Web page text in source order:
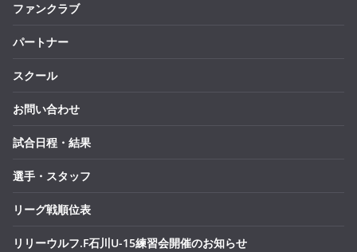
ファンクラブ
パートナー
スクール
お問い合わせ
試合日程・結果
選手・スタッフ
リーグ戦順位表
リリーウルフ.F石川U-15練習会開催のお知らせ